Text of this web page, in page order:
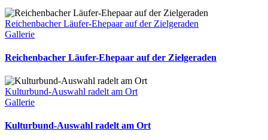
Reichenbacher Läufer-Ehepaar auf der Zielgeraden
Gallerie
Reichenbacher Läufer-Ehepaar auf der Zielgeraden
Kulturbund-Auswahl radelt am Ort
Gallerie
Kulturbund-Auswahl radelt am Ort